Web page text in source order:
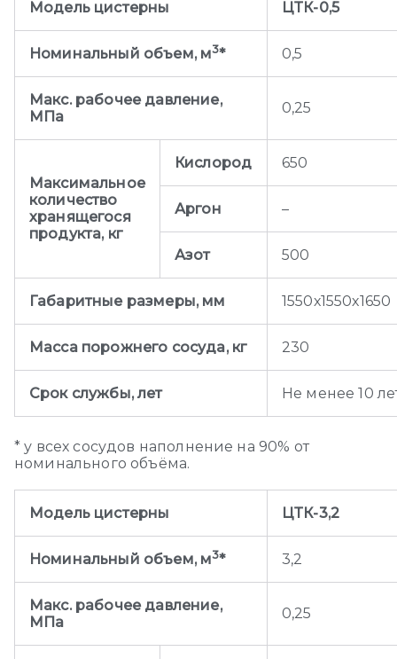
Модель цистерны ЦТК-0,5
Номинальный объем, м3* 0,5
Макс. рабочее давление,
МПа
0,25
Максимальное
количество
хранящегося
продукта, кг
Кислород 650
Аргон –
Азот 500
Габаритные размеры, мм 1550х1550х1650
Масса порожнего сосуда, кг 230
Срок службы, лет Не менее 10
* у всех сосудов наполнение на 90% от
номинального объёма.
Модель цистерны ЦТК-3,2
Номинальный объем, м3* 3,2
Макс. рабочее давление,
МПа
0,25